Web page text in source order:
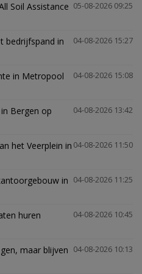
05-08-2026 09:25
Soil Assistance
04-08-2026 15:27
bedrijfspand in
04-08-2026 15:08
in Metropool
04-08-2026 13:42
Bergen op
04-08-2026 11:50
het Veerplein in
04-08-2026 11:25
in
04-08-2026 10:45
huren
04-08-2026 10:13
maar blijven